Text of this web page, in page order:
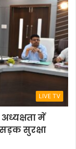
LIVE TV
अध्यक्षता में
सुरक्षा